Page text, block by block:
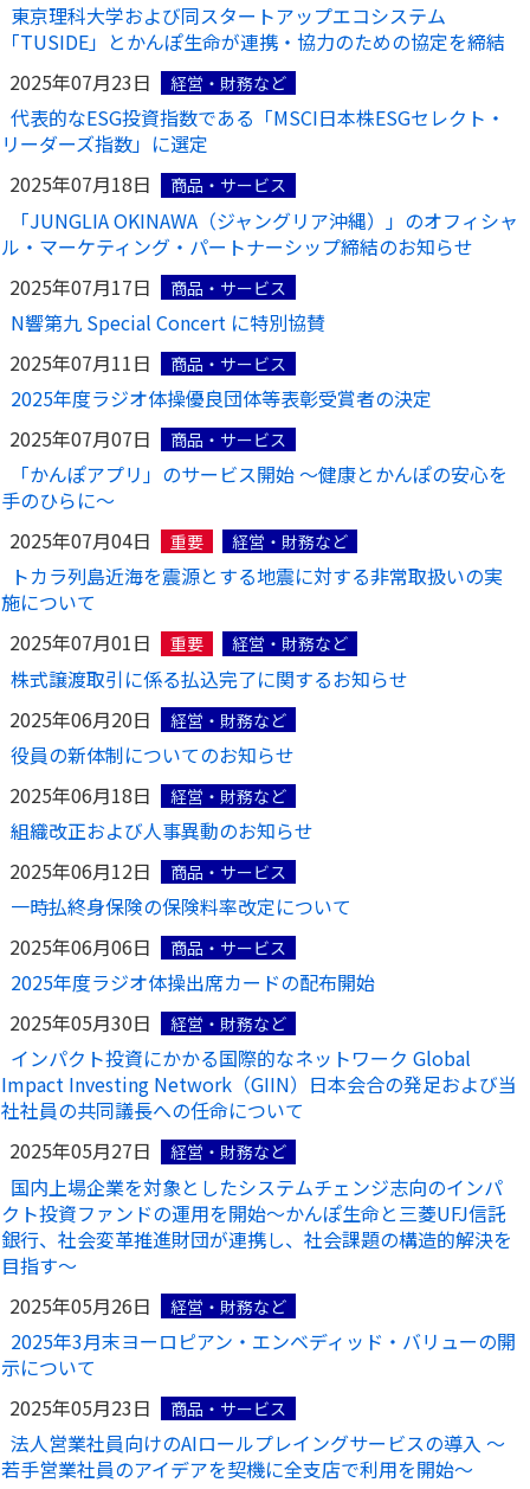
東京理科大学および同スタートアップエコシステム
「TUSIDE」とかんぽ生命が連携・協力のための協定を締結
2025年07月23日
経営・財務など
代表的なESG投資指数である「MSCI日本株ESGセレクト・
リーダーズ指数」に選定
2025年07月18日
商品・サービス
「JUNGLIA OKINAWA（ジャングリア沖縄）」のオフィシャ
ル・マーケティング・パートナーシップ締結のお知らせ
2025年07月17日
商品・サービス
N響第九 Special Concert に特別協賛
2025年07月11日
商品・サービス
2025年度ラジオ体操優良団体等表彰受賞者の決定
2025年07月07日
商品・サービス
「かんぽアプリ」のサービス開始 ～健康とかんぽの安心を
手のひらに～
2025年07月04日
重要 経営・財務など
トカラ列島近海を震源とする地震に対する非常取扱いの実
施について
2025年07月01日
重要 経営・財務など
株式譲渡取引に係る払込完了に関するお知らせ
2025年06月20日
経営・財務など
役員の新体制についてのお知らせ
2025年06月18日
経営・財務など
組織改正および人事異動のお知らせ
2025年06月12日
商品・サービス
一時払終身保険の保険料率改定について
2025年06月06日
商品・サービス
2025年度ラジオ体操出席カードの配布開始
2025年05月30日
経営・財務など
インパクト投資にかかる国際的なネットワーク Global
Impact Investing Network（GIIN）日本会合の発足および当
社社員の共同議長への任命について
2025年05月27日
経営・財務など
国内上場企業を対象としたシステムチェンジ志向のインパ
クト投資ファンドの運用を開始～かんぽ生命と三菱UFJ信託
銀行、社会変革推進財団が連携し、社会課題の構造的解決を
目指す～
2025年05月26日
経営・財務など
2025年3月末ヨーロピアン・エンベディッド・バリューの開
示について
2025年05月23日
商品・サービス
法人営業社員向けのAIロールプレイングサービスの導入 ～
若手営業社員のアイデアを契機に全支店で利用を開始～